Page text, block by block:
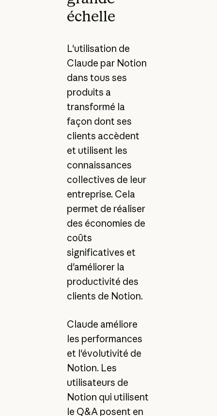
échelle
L'utilisation de
Claude par Notion
dans tous ses
produits a
transformé la
façon dont ses
clients accèdent
et utilisent les
connaissances
collectives de leur
entreprise. Cela
permet de réaliser
des économies de
coûts
significatives et
d'améliorer la
productivité des
clients de Notion.
Claude améliore
les performances
et l'évolutivité de
Notion. Les
utilisateurs de
Notion qui utilisent
le Q&A posent en